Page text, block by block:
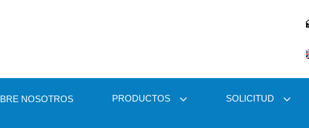
NOSOTROS PRODUCTOS SOLICITUD